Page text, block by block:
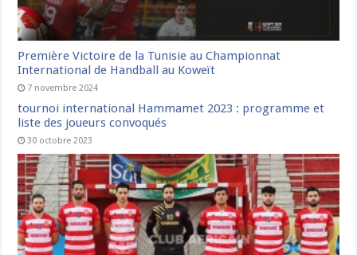
Première Victoire de la Tunisie au Championnat
International de Handball au Koweït
7 novembre 2024
tournoi international Hammamet 2023 : programme et
liste des joueurs convoqués
30 octobre 2023